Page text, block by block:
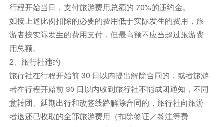
内集市之一。位于伊斯坦布尔旧城中心位置，有近
550年的历史，每天接待的客人大约在25万人次以
上，在这里可以感受当地的民族特色，欣赏各类手
工艺品等，是感受当地民俗风情的重要窗口。
享用晚餐后，前往酒店休息。
早餐：酒店早餐 中餐：海峡景观烤鱼餐 晚餐：中
式晚餐 住宿：五星级酒店
行程开始当日，支付旅游费用总额的 70%的违约金。
如按上述比例扣除的必要的费用低于实际发生的费用，旅
游者按实际发生的费用支付，但最高额不应当超过旅游费
用总额。
2、旅行社违约
旅行社在行程开始前 30 日以内提出解除合同的，或者旅游
者在行程开始前 30 日以内收到旅行社不能成团通知，不同
意转团、延期出行和改签线路解除合同的，旅行社向旅游
者退还已收取的全部旅游费用（扣除签证／签注等费